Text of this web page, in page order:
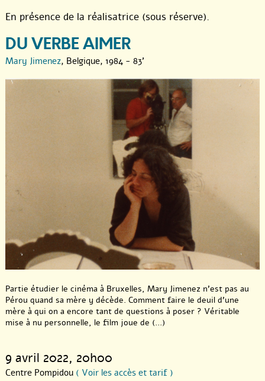
En présence de la réalisatrice (sous réserve).
DU VERBE AIMER
Mary Jimenez, Belgique, 1984 - 83'
Partie étudier le cinéma à Bruxelles, Mary Jimenez n’est pas au
Pérou quand sa mère y décède. Comment faire le deuil d’une
mère à qui on a encore tant de questions à poser ? Véritable
mise à nu personnelle, le film joue de (...)
9 avril 2022, 20h00
Centre Pompidou ( Voir les accès et tarif )